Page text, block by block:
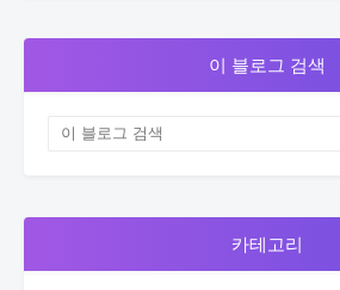
이 블로그 검색
카테고리